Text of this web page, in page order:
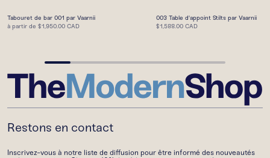
Tabouret de bar 001 par Vaarnii
à partir de $1,950.00 CAD
003 Table d'appoint Stilts par Vaarnii
$1,588.00 CAD
Restons en contact
Inscrivez-vous à notre liste de diffusion pour être informé des nouveautés